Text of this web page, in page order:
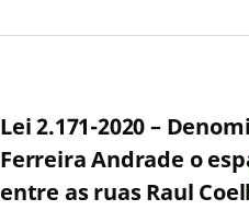
Lei 2.171-2020 –
Ferreira Andrade o
entre as ruas Raul